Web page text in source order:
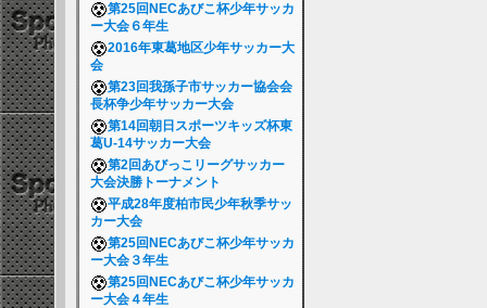
第25回NECあびこ杯少年サッカ
ー大会６年生
2016年東葛地区少年サッカー大
会
第23回我孫子市サッカー協会会
長杯争少年サッカー大会
第14回朝日スポーツキッズ杯東
葛U-14サッカー大会
第2回あびっこリーグサッカー
大会決勝トーナメント
平成28年度柏市民少年秋季サッ
カー大会
第25回NECあびこ杯少年サッカ
ー大会３年生
第25回NECあびこ杯少年サッカ
ー大会４年生